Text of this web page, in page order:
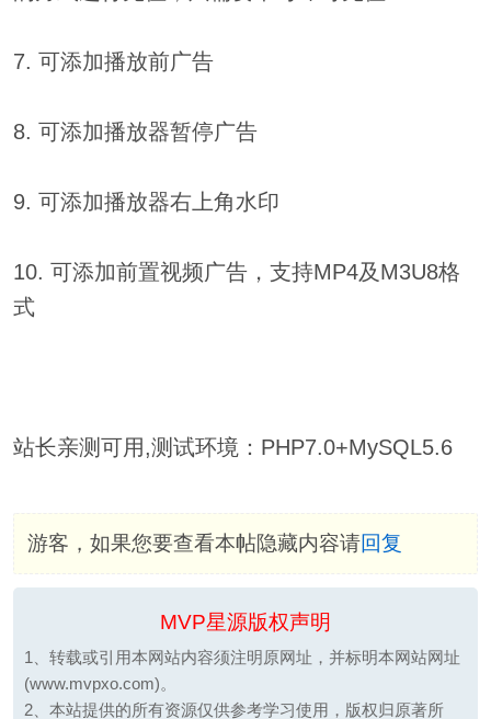
7. 可添加播放前广告
8. 可添加播放器暂停广告
9. 可添加播放器右上角水印
10. 可添加前置视频广告，支持MP4及M3U8格
式
站长亲测可用,测试环境：PHP7.0+MySQL5.6
游客，如果您要查看本帖隐藏内容请回复
MVP星源版权声明
1、转载或引用本网站内容须注明原网址，并标明本网站网址
(www.mvpxo.com)。
2、本站提供的所有资源仅供参考学习使用，版权归原著所